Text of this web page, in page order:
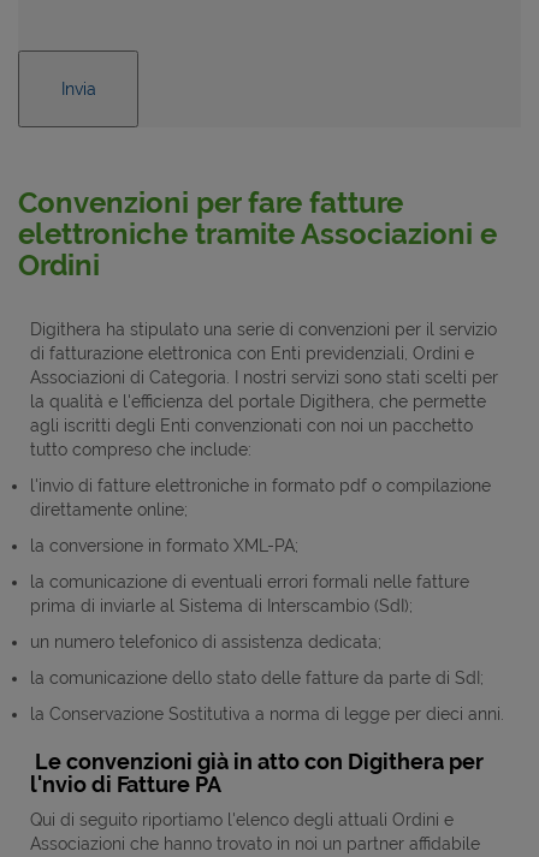
Convenzioni per fare fatture
elettroniche tramite Associazioni e
Ordini
Digithera ha stipulato una serie di convenzioni per il servizio
di fatturazione elettronica con Enti previdenziali, Ordini e
Associazioni di Categoria. I nostri servizi sono stati scelti per
la qualità e l'efficienza del portale Digithera, che permette
agli iscritti degli Enti convenzionati con noi un pacchetto
tutto compreso che include:
l'invio di fatture elettroniche in formato pdf o compilazione
direttamente online;
la conversione in formato XML-PA;
la comunicazione di eventuali errori formali nelle fatture
prima di inviarle al Sistema di Interscambio (SdI);
un numero telefonico di assistenza dedicata;
la comunicazione dello stato delle fatture da parte di SdI;
la Conservazione Sostitutiva a norma di legge per dieci anni.
Le convenzioni già in atto con Digithera per
l'nvio di Fatture PA
Qui di seguito riportiamo l'elenco degli attuali Ordini e
Associazioni che hanno trovato in noi un partner affidabile